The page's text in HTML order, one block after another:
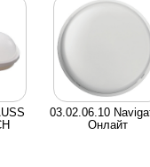
03.02.06.10
Онлайт